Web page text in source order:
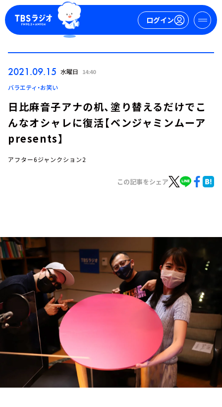
ログイン
ログイン
イベント・グッズ
YouTube
会社情報
2021.09.15 水曜日 14:40
バラエティ・お笑い
日比麻音子アナの机、塗り替えるだけでこ
んなオシャレに復活【ベンジャミンムーア
presents】
アフター6ジャンクション2
この記事をシェア